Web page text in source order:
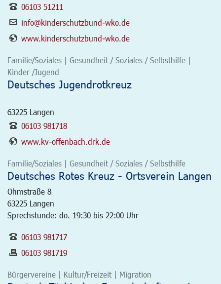
06103 51211
info@kinderschutzbund-wko.de
www.kinderschutzbund-wko.de
Familie/Soziales | Gesundheit / Soziales / Selbsthilfe |
Kinder /Jugend
Deutsches Jugendrotkreuz
63225 Langen
06103 981718
www.kv-offenbach.drk.de
Familie/Soziales | Gesundheit / Soziales / Selbsthilfe
Deutsches Rotes Kreuz - Ortsverein Langen
Ohmstraße 8
63225 Langen
Sprechstunde: do. 19:30 bis 22:00 Uhr
06103 981717
06103 981719
Bürgervereine | Kultur/Freizeit | Migration